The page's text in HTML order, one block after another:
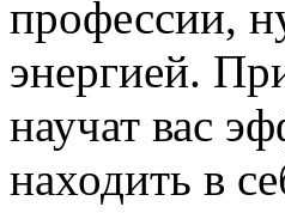
профессии,
энергией.
научат вас
находить в